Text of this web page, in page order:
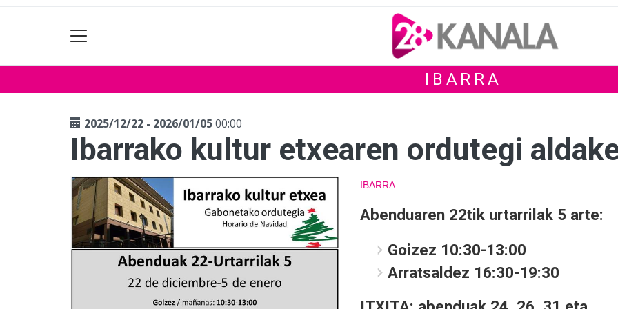
IBARRA
2025/12/22 - 2026/01/0500:00
Ibarrako kultur etxearen ordutegi
IBARRA
Abenduaren 22tik urtarrilak 5 arte:
Goizez 10:30-13:00
Arratsaldez 16:30-19:30